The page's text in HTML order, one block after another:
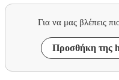
Για να μας βλέπεις
Προσθήκη της